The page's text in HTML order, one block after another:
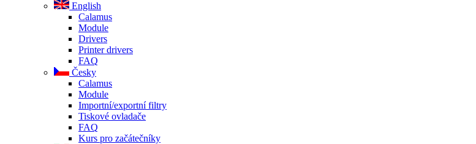
English
Calamus
Module
Drivers
Printer drivers
FAQ
Česky
Calamus
Module
Importní/exportní filtry
Tiskové ovladače
FAQ
Kurs pro začátečníky